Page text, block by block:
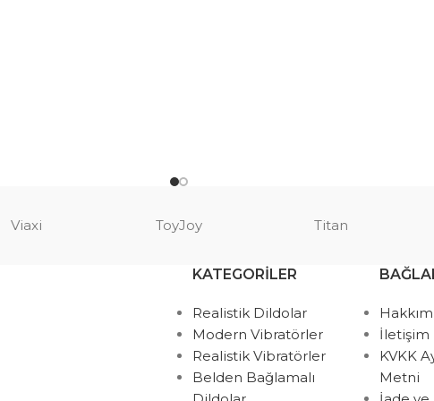
Viaxi ToyJoy Titan
KATEGORILER
Realistik Dildolar
Modern Vibratörler
Realistik Vibratörler
Belden Bağlamalı
İletişim
KVKK
Metni